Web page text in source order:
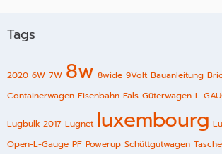
Tags
2020 6W 7W 8w 8wide 9Volt Bauanleitung
Containerwagen Eisenbahn Fals Güterwagen L-
Lugbulk 2017 Lugnet luxembourg
Open-L-Gauge PF Powerup Schüttgutwagen